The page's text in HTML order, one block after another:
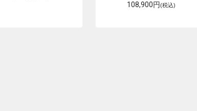
108,900円(税込)